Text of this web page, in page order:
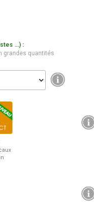
…) :
grandes quantités